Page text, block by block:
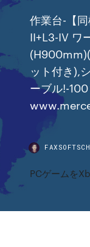
作業台-【
II+L3-IV ワ
ット付き),
ーブル!-
PCゲームを